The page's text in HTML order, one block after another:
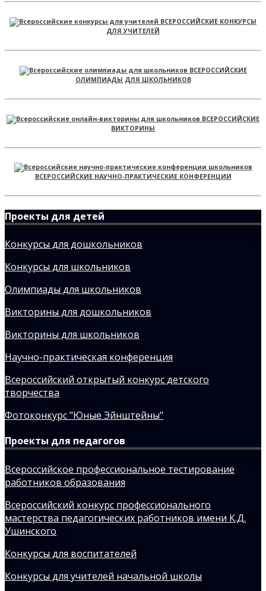
ВСЕРОССИЙСКИЕ КОНКУРСЫ
ДЛЯ УЧИТЕЛЕЙ
ВСЕРОССИЙСКИЕ
ОЛИМПИАДЫ ДЛЯ ШКОЛЬНИКОВ
ВСЕРОССИЙСКИЕ
ВИКТОРИНЫ
ВСЕРОССИЙСКИЕ НАУЧНО-ПРАКТИЧЕСКИЕ КОНФЕРЕНЦИИ
Проекты для детей
Конкурсы для дошкольников
Конкурсы для школьников
Олимпиады для школьников
Викторины для дошкольников
Викторины для школьников
Научно-практическая конференция
Всероссийский открытый конкурс детского
творчества
Фотоконкурс "Юные Эйнштейны"
Проекты для педагогов
Всероссийское профессиональное тестирование
работников образования
Всероссийский конкурс профессионального
мастерства педагогических работников имени К.Д.
Ушинского
Конкурсы для воспитателей
Конкурсы для учителей начальной школы